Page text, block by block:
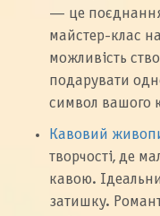
— це
майстер-клас
можливість
подарувати
символ вашого
Кавовий
творчості, де
кавою.
затишку.